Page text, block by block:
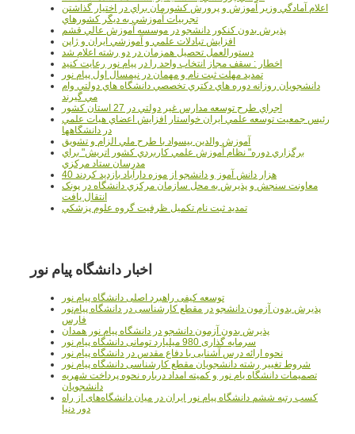
اعلام آمادگي وزير آموزش و پرورش کشورمان براي در اختيار گذاشتن
تجربيات آموزشي به ديگر کشورهاي
پذيرش بدون کنکور دانشجو در موسسه آموزش عالي قشم
افزايش تبادلات علمي و آموزشي ايران و ژاپن
دستورالعمل تحصیل همزمان در دو رشته اعلام شد
اخطار : سقف مجاز انتخاب واحد را در پیام نور رعایت کنید
تمدید مهلت ثبت نام و مهمان در نیمسال اول پیام نور
دانشجويان روزانه دوره هاي دكتري تخصصي دانشگاه هاي دولتي وام
مي گيرند
اجراي طرح توسعه مدارس غير دولتي در 27 استان کشور
رئيس جمعيت توسعه علمي ايران خواستار افزايش اعضاي هيات علمي
در دانشگاهها
آموزش والدين بيسواد با طرح ملي الزام و تشويق
برگزاري دوره" نظام آموزش علمي كاربردي كشور اتريش" براي
مدرسان ستاد مرکزي
40 هزار دانش آموز و دانشجو از موزه دارآباد بازديد کردند
معاونت سنجش و پذيرش به محل سازمان مرکزي دانشگاه در پونک
انتقال يافت
تمديد ثبت نام تکميل ظرفيت گروه علوم پزشکي
اخبار دانشگاه پیام نور
توسعه کیفی راهبرد اصلی دانشگاه پیام نور
پذیرش بدون آزمون دانشجو در مقطع کارشناسی در دانشگاه پیام‌نور
فارس
پذیرش بدون آزمون دانشجو در دانشگاه پیام نور همدان
سرمایه گذاری 980 میلیارد تومانی دانشگاه پیام نور
نحوه ارائه درس آشنایی با دفاع مقدس در دانشگاه پیام نور
شروط تغییر رشته دانشجویان مقطع کارشناسی دانشگاه پیام نور
تصمیمات دانشگاه یام نور و کمیته امداد درباره نحوه پرداخت شهریه
دانشجویان
کسب رتبه ششم دانشگاه پیام نور ایران در میان دانشگاه‌های از راه
دور دنیا